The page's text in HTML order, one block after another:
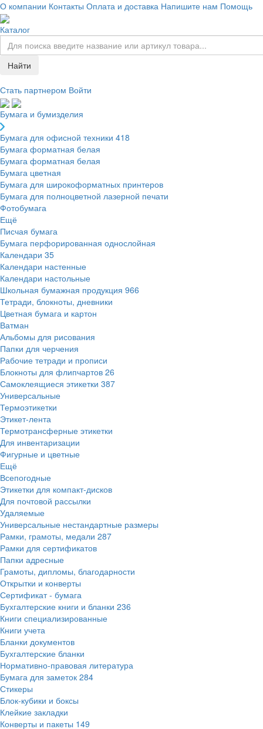
О компании Контакты Оплата и доставка Напишите нам Помощь
Каталог
Найти
Стать партнером Войти
Бумага и бумизделия
Бумага для офисной техники 418
Бумага форматная белая
Бумага форматная белая
Бумага цветная
Бумага для широкоформатных принтеров
Бумага для полноцветной лазерной печати
Фотобумага
Ещё
Писчая бумага
Бумага перфорированная однослойная
Календари 35
Календари настенные
Календари настольные
Школьная бумажная продукция 966
Тетради, блокноты, дневники
Цветная бумага и картон
Ватман
Альбомы для рисования
Папки для черчения
Рабочие тетради и прописи
Блокноты для флипчартов 26
Самоклеящиеся этикетки 387
Универсальные
Термоэтикетки
Этикет-лента
Термотрансферные этикетки
Для инвентаризации
Фигурные и цветные
Ещё
Всепогодные
Этикетки для компакт-дисков
Для почтовой рассылки
Удаляемые
Универсальные нестандартные размеры
Рамки, грамоты, медали 287
Рамки для сертификатов
Папки адресные
Грамоты, дипломы, благодарности
Открытки и конверты
Сертификат - бумага
Бухгалтерские книги и бланки 236
Книги специализированные
Книги учета
Бланки документов
Бухгалтерские бланки
Нормативно-правовая литература
Бумага для заметок 284
Стикеры
Блок-кубики и боксы
Клейкие закладки
Конверты и пакеты 149